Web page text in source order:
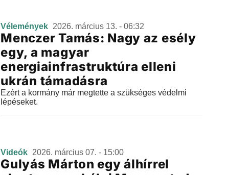
Vélemények 2026. március 13. - 06:32
Menczer Tamás: Nagy az esély
egy, a magyar
energiainfrastruktúra elleni
ukrán támadásra
Ezért a kormány már megtette a szükséges védelmi
lépéseket.
Videók 2026. március 07. - 15:00
Gulyás Márton egy álhírrel